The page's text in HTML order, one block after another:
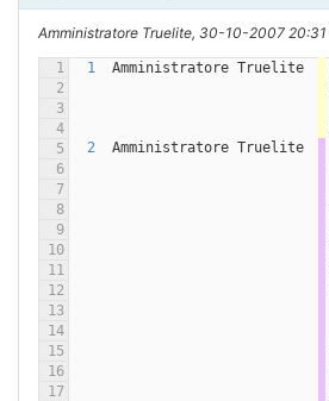
Amministratore Truelite, 30-10-2007 20:31
1 1 Amministratore Truelite
2
3
4
5
2 Amministratore Truelite
6
7
8
9
10
11
12
13
14
15
16
17